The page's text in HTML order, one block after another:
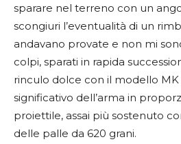
sparare nel terreno con un
scongiuri l’eventualità di un
andavano provate e non mi
colpi, sparati in rapida
rinculo dolce con il modello MK
significativo dell’arma in
proiettile, assai più sostenuto
delle palle da 620 grani.